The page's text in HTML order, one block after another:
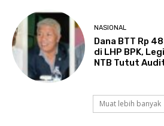
NASIONAL
Dana BTT Rp
di LHP BPK,
NTB Tutut
Muat lebih banyak